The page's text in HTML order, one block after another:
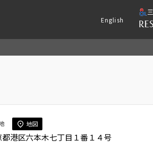
English
地図
都港区六本木七丁目１番１４号